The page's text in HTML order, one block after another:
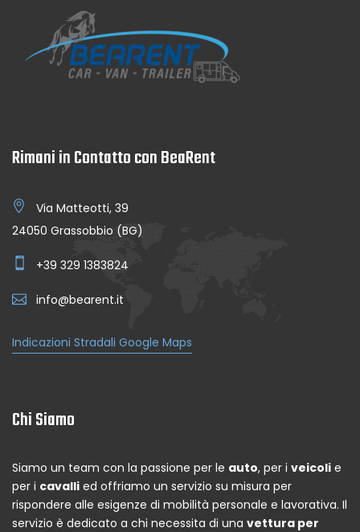
Rimani in Contatto con BeaRent
Via Matteotti, 39
24050 Grassobbio (BG)
+39 329 1383824
info@bearent.it
Indicazioni Stradali Google Maps
Chi Siamo
Siamo un team con la passione per le auto, per i veicoli e
per i cavalli ed offriamo un servizio su misura per
rispondere alle esigenze di mobilità personale e lavorativa. Il
servizio è dedicato a chi necessita di una vettura per